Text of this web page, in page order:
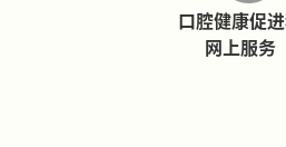
口腔健康促
网上服务